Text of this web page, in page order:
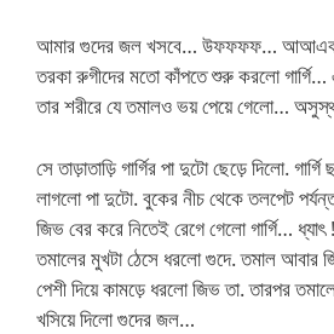
আমার গুদের জল খসবে… উফফফফ…
তরকা রুগীদের মতো কাঁপতে শুরু করলো
তার শরীরে যে তমালও ভয় পেয়ে গেলো…
সে তাড়াতাড়ি গার্গির পা দুটো ছেড়ে দিলো.
লাগলো পা দুটো. বুকের নীচ থেকে তলপেট
জিভ বের করে নিতেই রেগে গেলো গার্গি…
তমালের মুখটা ঠেসে ধরলো গুদে. তমাল আবার
পেশী দিয়ে কামড়ে ধরলো জিভ তা. তারপর
খসিয়ে দিলো গুদের জল…